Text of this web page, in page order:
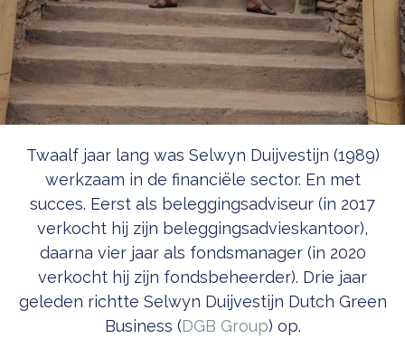
Twaalf jaar lang was Selwyn Duijvestijn (1989)
werkzaam in de financiële sector. En met
succes. Eerst als beleggingsadviseur (in 2017
verkocht hij zijn beleggingsadvieskantoor),
daarna vier jaar als fondsmanager (in 2020
verkocht hij zijn fondsbeheerder). Drie jaar
geleden richtte Selwyn Duijvestijn Dutch Green
Business (DGB Group) op.